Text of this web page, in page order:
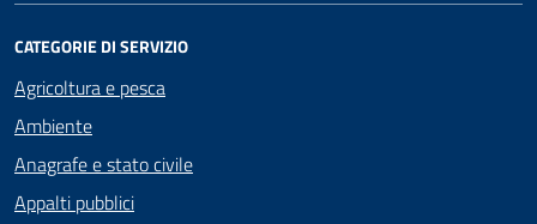
CATEGORIE DI SERVIZIO
Agricoltura e pesca
Ambiente
Anagrafe e stato civile
Appalti pubblici